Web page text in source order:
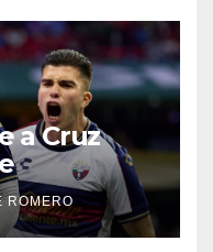
a Cruz
ROMERO